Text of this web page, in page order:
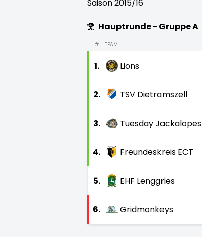
Saison 2015/16
Hauptrunde - Gruppe A
# TEAM
1. Lions
2. TSV Dietramszell
3. Tuesday Jackalopes
4. Freundeskreis ECT
5. EHF Lenggries
6. Gridmonkeys